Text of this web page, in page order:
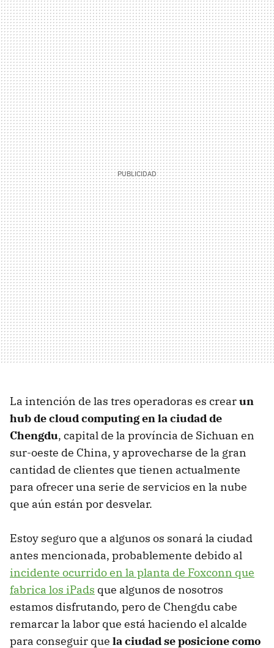
La intención de las tres operadoras es crearun
hub de cloud computing en la ciudad de
Chengdu, capital de la província de Sichuan en
sur-oeste de China, y aprovecharse de la gran
cantidad de clientes que tienen actualmente
para ofrecer una serie de servicios en la nube
que aún están por desvelar.
Estoy seguro que a algunos os sonará la ciudad
antes mencionada, probablemente debido al
incidente ocurrido en la planta de Foxconn que
fabrica los iPads que algunos de nosotros
estamos disfrutando, pero de Chengdu cabe
remarcar la labor que está haciendo el alcalde
para conseguir que la ciudad se posicione como